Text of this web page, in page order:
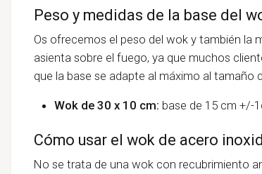
Peso y medidas de la base del
Os ofrecemos el peso del wok y también la
asienta sobre el fuego, ya que muchos
que la base se adapte al máximo al tamaño
Wok de 30 x 10 cm: base de 15 cm +/-
Cómo usar el wok de acero
No se trata de una wok con recubrimiento